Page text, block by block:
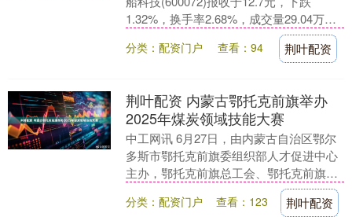
1.32%，换手率2.68%，成交量29.04万
分类：配资门户 查看：94 荆叶配资
荆叶配资 内蒙古鄂托克前旗举办
2025年煤炭领域技能大赛
中工网讯 6月27日，由内蒙古自治区鄂尔
多斯市鄂托克前旗委组织部人才促进中心
主办，鄂托克前旗总工会、鄂托克前旗人
社局、鄂托克前旗能源局、鄂托克前旗应
急管理局、上....
分类：配资门户 查看：123 荆叶配资